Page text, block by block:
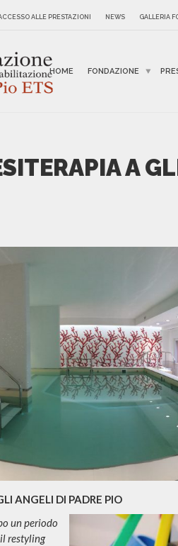
ALLE PRESTAZIONI NEWS GALLERIA
HOME FONDAZIONE
A
ANGELI DI PADRE PIO
un periodo
restyling